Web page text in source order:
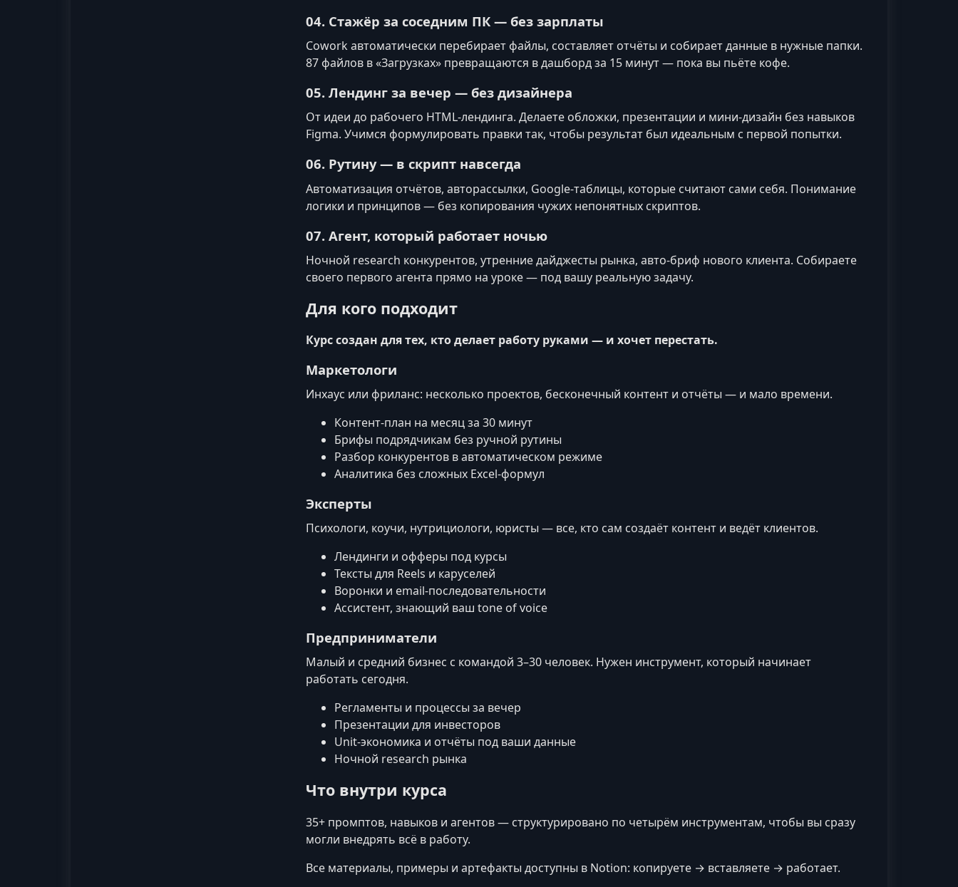
04. Стажёр за соседним ПК — без зарплаты
Cowork автоматически перебирает файлы, составляет отчёты и собирает данные в нужные папки.
87 файлов в «Загрузках» превращаются в дашборд за 15 минут — пока вы пьёте кофе.
05. Лендинг за вечер — без дизайнера
От идеи до рабочего HTML-лендинга. Делаете обложки, презентации и мини-дизайн без навыков
Figma. Учимся формулировать правки так, чтобы результат был идеальным с первой попытки.
06. Рутину — в скрипт навсегда
Автоматизация отчётов, авторассылки, Google-таблицы, которые считают сами себя. Понимание
логики и принципов — без копирования чужих непонятных скриптов.
07. Агент, который работает ночью
Ночной research конкурентов, утренние дайджесты рынка, авто-бриф нового клиента. Собираете
своего первого агента прямо на уроке — под вашу реальную задачу.
Для кого подходит
Курс создан для тех, кто делает работу руками — и хочет перестать.
Маркетологи
Инхаус или фриланс: несколько проектов, бесконечный контент и отчёты — и мало времени.
Контент‑план на месяц за 30 минут
Брифы подрядчикам без ручной рутины
Разбор конкурентов в автоматическом режиме
Аналитика без сложных Excel‑формул
Эксперты
Психологи, коучи, нутрициологи, юристы — все, кто сам создаёт контент и ведёт клиентов.
Лендинги и офферы под курсы
Тексты для Reels и каруселей
Воронки и email‑последовательности
Ассистент, знающий ваш tone of voice
Предприниматели
Малый и средний бизнес с командой 3–30 человек. Нужен инструмент, который начинает
работать сегодня.
Регламенты и процессы за вечер
Презентации для инвесторов
Unit‑экономика и отчёты под ваши данные
Ночной research рынка
Что внутри курса
35+ промптов, навыков и агентов — структурировано по четырём инструментам, чтобы вы сразу
могли внедрять всё в работу.
Все материалы, примеры и артефакты доступны в Notion: копируете → вставляете → работает.